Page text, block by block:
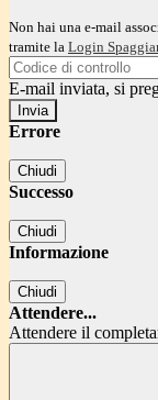
Non hai una e-mail
tramite la Login
E-mail inviata, si
Errore
Chiudi
Successo
Chiudi
Informazione
Chiudi
Attendere...
Attendere il